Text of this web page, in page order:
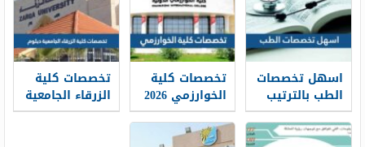
اسهل تخصصات
الطب بالترتيب
2026
تخصصات كلية
الخوارزمي 2026
ومعدلات القبول
تخصصات كلية
الزرقاء الجامعية
دبلوم 2026